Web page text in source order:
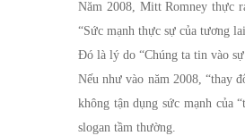
Năm 2008, Mitt Romney thực
“Sức mạnh thực sự của tương
Đó là lý do “Chúng ta tin vào
Nếu như vào năm 2008, “thay
không tận dụng sức mạnh của
slogan tầm thường.